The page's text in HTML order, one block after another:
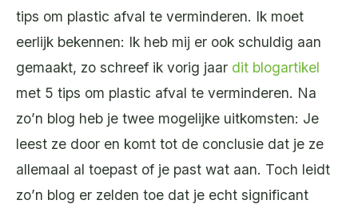
tips om plastic afval te verminderen. Ik moet
eerlijk bekennen: Ik heb mij er ook schuldig aan
gemaakt, zo schreef ik vorig jaar dit blogartikel
met 5 tips om plastic afval te verminderen. Na
zo’n blog heb je twee mogelijke uitkomsten: Je
leest ze door en komt tot de conclusie dat je ze
allemaal al toepast of je past wat aan. Toch leidt
zo’n blog er zelden toe dat je echt significant